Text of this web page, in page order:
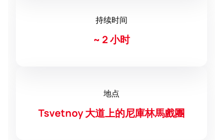
持续时间
~ 2 小时
地点
Tsvetnoy 大道上的尼庫林馬戲團